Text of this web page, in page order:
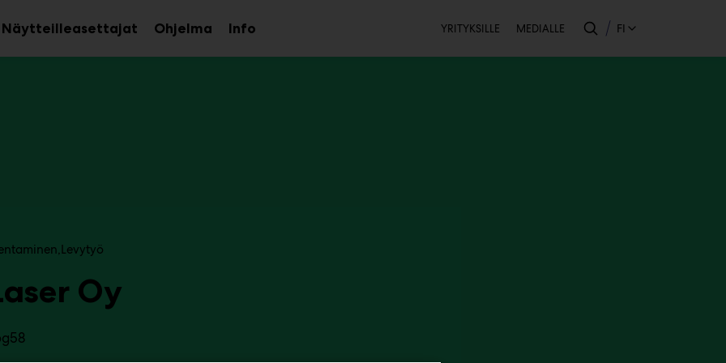
NäytteilleasettajatAvaa
alavalikko
Ohjelma InfoAvaa
alavalikko
Toissijainen
YRITYKSILLE MEDIALLE FI
Levytyö
Oy